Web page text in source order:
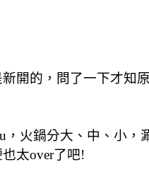
開的，問了一下才知
，火鍋分大、中、小
太over了吧!